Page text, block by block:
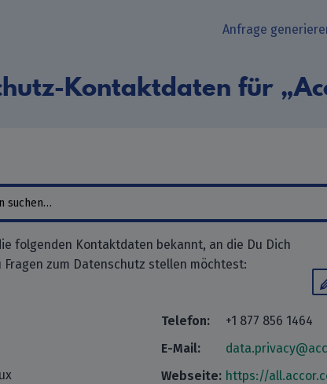
Anfrage
Kontaktdaten für
folgenden Kontaktdaten bekannt, an die Du Dich
Fragen zum Datenschutz stellen möchtest:
Telefon:
+1 877 856 1464
E-Mail:
Webseite: https://